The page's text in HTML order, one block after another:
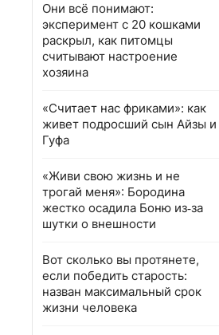
Они всё понимают:
эксперимент с 20 кошками
раскрыл, как питомцы
считывают настроение
хозяина
«Считает нас фриками»: как
живет подросший сын Айзы и
Гуфа
«Живи свою жизнь и не
трогай меня»: Бородина
жестко осадила Боню из‑за
шутки о внешности
Вот сколько вы протянете,
если победить старость:
назван максимальный срок
жизни человека